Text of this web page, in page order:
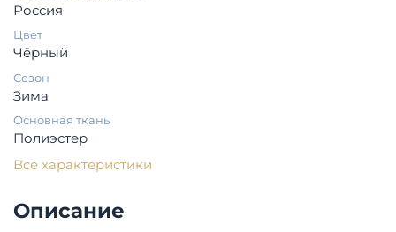
Россия
Цвет
Чёрный
Сезон
Зима
Основная ткань
Полиэстер
Все характеристики
Описание